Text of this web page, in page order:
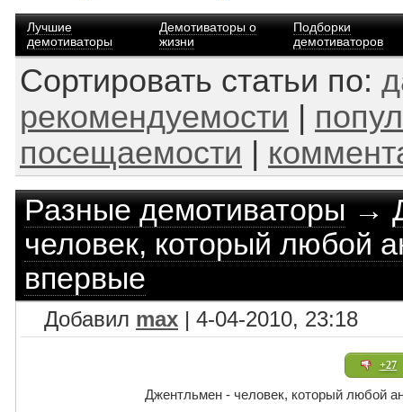
Лучшие
демотиваторы
Демотиваторы о
жизни
Подборки
демотиваторов
Сортировать статьи по:
рекомендуемости
посещаемости
Разные демотиваторы→
человек, который любой
впервые
Добавил max | 4-04-2010, 23:18
+27
Джентльмен - человек, который любой